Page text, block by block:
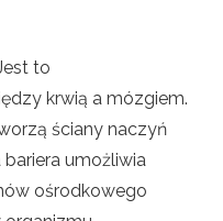
to
krwią a mózgiem.
ściany naczyń
umożliwia
ośrodkowego